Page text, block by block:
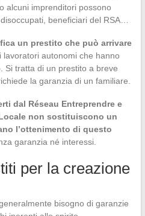
alcuni imprenditori possono
beneficiari del RSA…
un prestito che può arrivare
lavoratori autonomi che hanno
Si tratta di un prestito a breve
la garanzia di un familiare.
dal Réseau Entreprendre e
non sostituiscono un
l’ottenimento di questo
garanzia né interessi.
per la creazione
bisogno di garanzie